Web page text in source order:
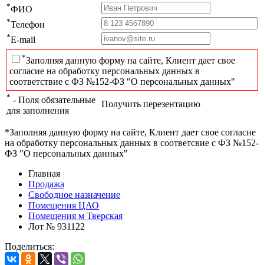
*ФИО
*Телефон
*E-mail
*Заполняя данную форму на сайте, Клиент дает свое
согласие на обработку персональных данных в
соответствие с ФЗ №152-ФЗ "О персональных данных"
* - Поля обязательные
для заполнения
Получить перезентацию
*Заполняя данную форму на сайте, Клиент дает свое согласие
на обработку персональных данных в соответсвие с ФЗ №152-
ФЗ "О персональных данных"
Главная
Продажа
Свободное назначение
Помещения ЦАО
Помещения м Тверская
Лот № 931122
Поделиться: